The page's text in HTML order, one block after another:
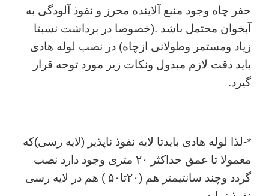
حفر چاه وجود منبع آلاینده محرز و نفوذ آلودگی به
آبخوان محتمل باشد .(خصوصا در برداشت نسبتا
زیاد ومستمر وطولانی ازچاه) در نصب لوله هادی
باید دقت لازم مبذول ونکات زیر مورد توجه قرار
گیرد.
*-لذا لوله هادی بایدتا لایه نفوذ ناپذیر (لایه رسی)که
معمولا تا عمق حداکثر ۲۰ متری وجود دارد نصب
گردد وچند سانتیمتر هم (۲۰تا۵۰ ) هم در لایه رسی